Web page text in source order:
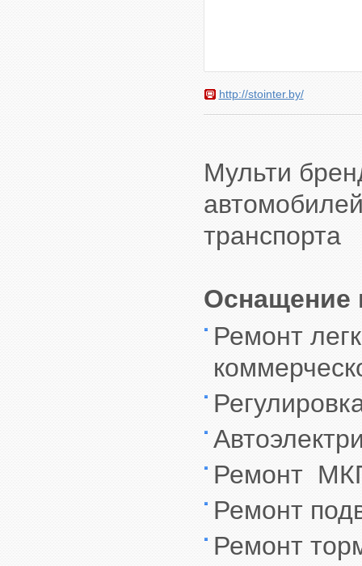
http://stointer.by/
Мульти
транспорта
Оснащение
Ремонт
Ремонт
Ремонт
Ремонт